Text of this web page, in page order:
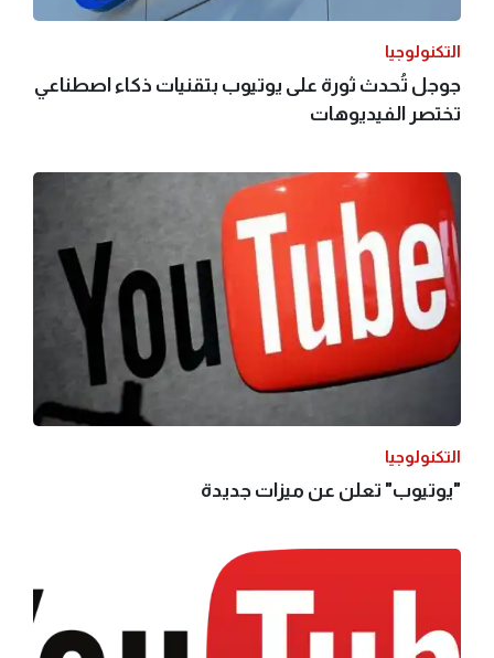
التكنولوجيا
جوجل تُحدث ثورة على يوتيوب بتقنيات ذكاء اصطناعي
تختصر الفيديوهات
التكنولوجيا
"يوتيوب" تعلن عن ميزات جديدة